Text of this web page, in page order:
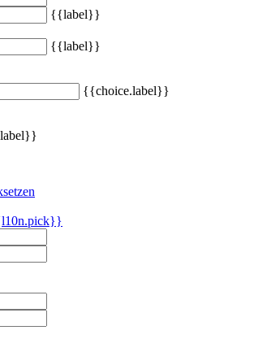
{{label}}
{{label}}
{{choice.label}}